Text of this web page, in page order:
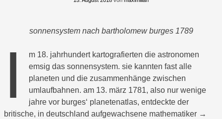
sonnensystem nach bartholomew burges 1789
i
m 18. jahrhundert kartografierten die astronomen
emsig das sonnensystem. sie kannten fast alle
planeten und die zusammenhänge zwischen
umlaufbahnen. am 13. märz 1781, also nur wenige
jahre vor burges‘ planetenatlas, entdeckte der
britische, in deutschland aufgewachsene mathematiker →